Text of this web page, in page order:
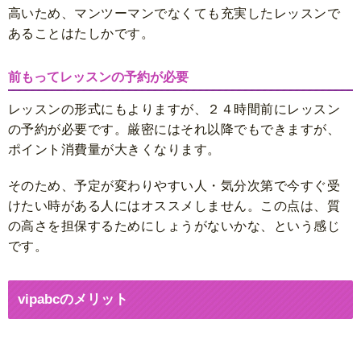
高いため、マンツーマンでなくても充実したレッスンで
あることはたしかです。
前もってレッスンの予約が必要
レッスンの形式にもよりますが、
２４時間前にレッスン
の予約が必要です。厳密にはそれ以降でもできますが、
ポイント消費量が大きくなります。
そのため、予定が変わりやすい人・気分次第で今すぐ受
けたい時がある人にはオススメしません。この点は、質
の高さを担保するためにしょうがないかな、という感じ
です。
vipabcのメリット